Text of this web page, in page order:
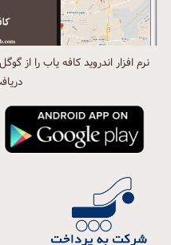
نرم افزار اندروید کافه یاب را از